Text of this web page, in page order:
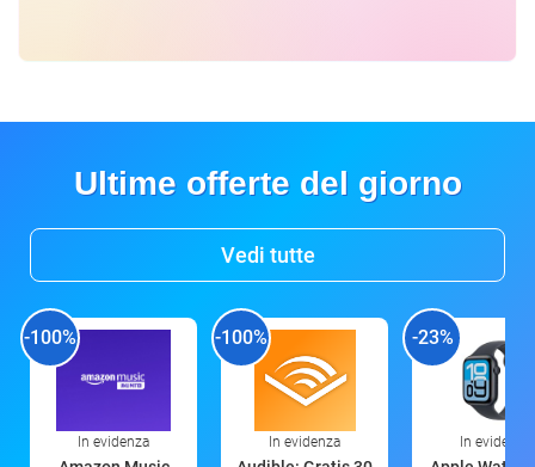
Ultime offerte del giorno
Vedi tutte
-100%
In evidenza
-100%
In evidenza
-23%
In evidenza